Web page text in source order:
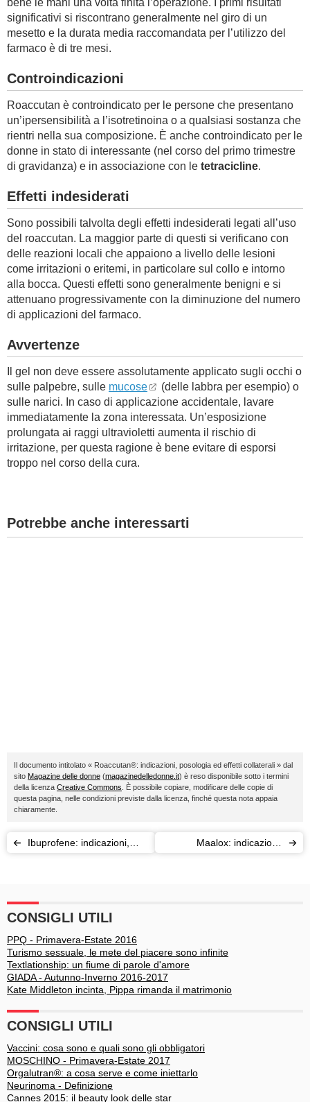
bene le mani una volta finita l’operazione. I primi risultati
significativi si riscontrano generalmente nel giro di un
mesetto e la durata media raccomandata per l’utilizzo del
farmaco è di tre mesi.
Controindicazioni
Roaccutan è controindicato per le persone che presentano
un’ipersensibilità a l’isotretinoina o a qualsiasi sostanza che
rientri nella sua composizione. È anche controindicato per le
donne in stato di interessante (nel corso del primo trimestre
di gravidanza) e in associazione con le tetracicline.
Effetti indesiderati
Sono possibili talvolta degli effetti indesiderati legati all’uso
del roaccutan. La maggior parte di questi si verificano con
delle reazioni locali che appaiono a livello delle lesioni
come irritazioni o eritemi, in particolare sul collo e intorno
alla bocca. Questi effetti sono generalmente benigni e si
attenuano progressivamente con la diminuzione del numero
di applicazioni del farmaco.
Avvertenze
Il gel non deve essere assolutamente applicato sugli occhi o
sulle palpebre, sulle mucose
(delle labbra per esempio) o
sulle narici. In caso di applicazione accidentale, lavare
immediatamente la zona interessata. Un’esposizione
prolungata ai raggi ultravioletti aumenta il rischio di
irritazione, per questa ragione è bene evitare di esporsi
troppo nel corso della cura.
Potrebbe anche interessarti
Il documento intitolato « Roaccutan®: indicazioni, posologia ed effetti collaterali » dal
sito Magazine delle donne (magazinedelledonne.it) è reso disponibile sotto i termini
della licenza Creative Commons . È possibile copiare, modificare delle copie di
questa pagina, nelle condizioni previste dalla licenza, finché questa nota appaia
chiaramente.
Ibuprofene: indicazioni,
Maalox: indicazioni,
CONSIGLI UTILI
PPQ - Primavera-Estate 2016
Turismo sessuale, le mete del piacere sono infinite
Textlationship: un fiume di parole d'amore
GIADA - Autunno-Inverno 2016-2017
Kate Middleton incinta, Pippa rimanda il matrimonio
CONSIGLI UTILI
Vaccini: cosa sono e quali sono gli obbligatori
MOSCHINO - Primavera-Estate 2017
Orgalutran®: a cosa serve e come iniettarlo
Neurinoma - Definizione
Cannes 2015: il beauty look delle star